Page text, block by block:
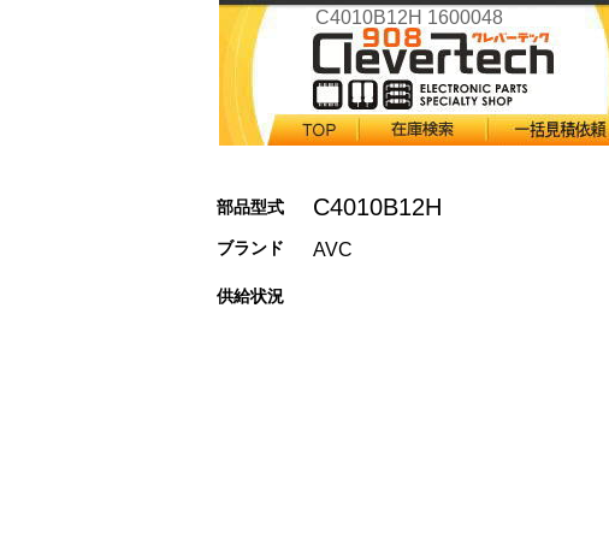
C4010B12H 1600048
部品型式 C4010B12H
ブランド AVC
供給状況